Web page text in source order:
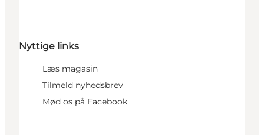
Nyttige links
Læs magasin
Tilmeld nyhedsbrev
Mød os på Facebook